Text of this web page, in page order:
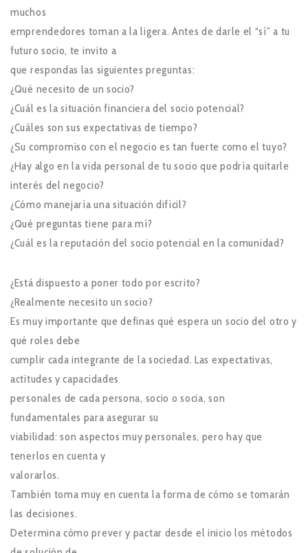
muchos
emprendedores toman a la ligera. Antes de darle el “sí” a tu
futuro socio, te invito a
que respondas las siguientes preguntas:
¿Qué necesito de un socio?
¿Cuál es la situación financiera del socio potencial?
¿Cuáles son sus expectativas de tiempo?
¿Su compromiso con el negocio es tan fuerte como el tuyo?
¿Hay algo en la vida personal de tu socio que podría quitarle
interés del negocio?
¿Cómo manejaría una situación difícil?
¿Qué preguntas tiene para mí?
¿Cuál es la reputación del socio potencial en la comunidad?
¿Está dispuesto a poner todo por escrito?
¿Realmente necesito un socio?
Es muy importante que definas qué espera un socio del otro y
qué roles debe
cumplir cada integrante de la sociedad. Las expectativas,
actitudes y capacidades
personales de cada persona, socio o socia, son
fundamentales para asegurar su
viabilidad: son aspectos muy personales, pero hay que
tenerlos en cuenta y
valorarlos.
También toma muy en cuenta la forma de cómo se tomarán
las decisiones.
Determina cómo prever y pactar desde el inicio los métodos